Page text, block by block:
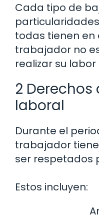
Cada tipo de
todas tienen en
trabajador no
realizar su
2
laboral
Durante el
trabajador
ser respetados
Estos incluyen: